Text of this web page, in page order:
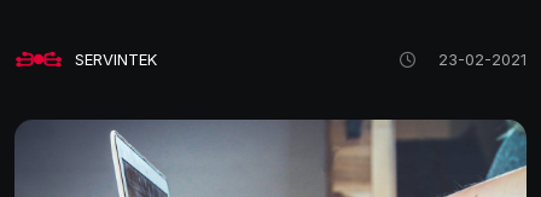
SERVINTEK 23-02-2021